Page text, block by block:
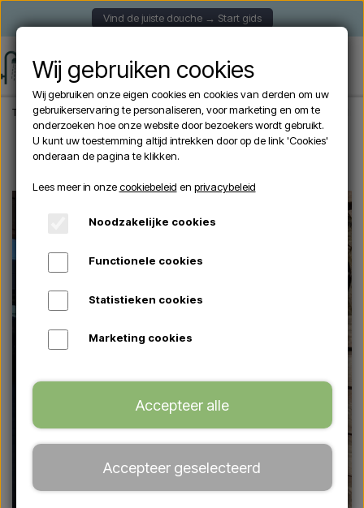
Vind de juiste douche → Start gids
Thuis Merknaam Excel Excel Tuindouche / Buitendouche - koper
Wij gebruiken cookies
Wij gebruiken onze eigen cookies en cookies van derden om uw
gebruikerservaring te personaliseren, voor marketing en om te
onderzoeken hoe onze website door bezoekers wordt gebruikt.
U kunt uw toestemming altijd intrekken door op de link 'Cookies'
onderaan de pagina te klikken.
Lees meer in onzecookiebeleid en privacybeleid
Noodzakelijke cookies
Functionele cookies
Statistieken cookies
Marketing cookies
Accepteer alle
Accepteer geselecteerd